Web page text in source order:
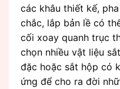
các khâu thiết kế,
chắc, lắp bản lề có
cối xoay quanh trục
chọn nhiều vật liệu
đặc hoặc sắt hộp có
ứng để cho ra đời